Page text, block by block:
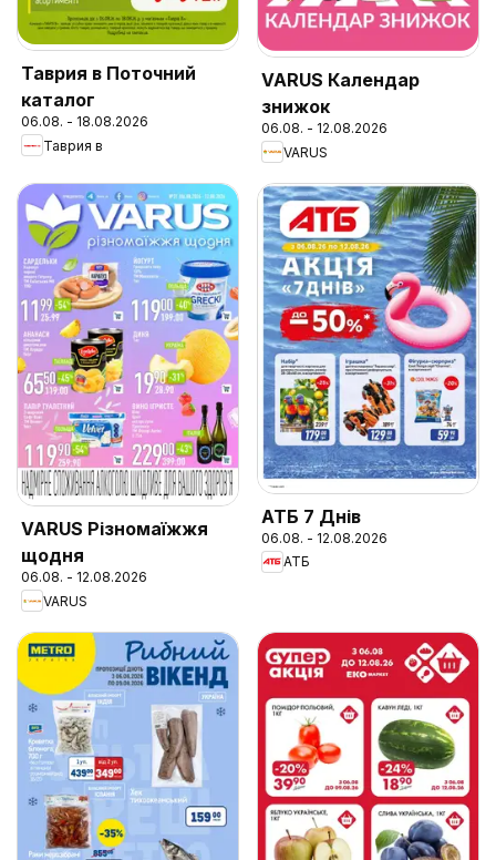
Таврия в Поточний
каталог
06.08. - 18.08.2026
Таврия в
VARUS Календар
знижок
06.08. - 12.08.2026
VARUS
VARUS Різномаїжжя
щодня
06.08. - 12.08.2026
VARUS
АТБ 7 Днів
06.08. - 12.08.2026
АТБ